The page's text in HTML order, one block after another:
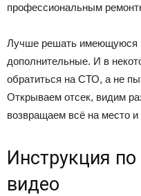
профессиональным
Лучше решать имеющуюся
дополнительные. И в
обратиться на СТО, а не
Открываем отсек, видим
возвращаем всё на место
Инструкция
видео